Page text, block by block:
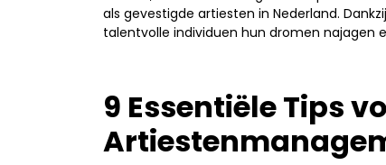
als gevestigde artiesten in Nederland.
talentvolle individuen hun dromen najagen
9 Essentiële Tips